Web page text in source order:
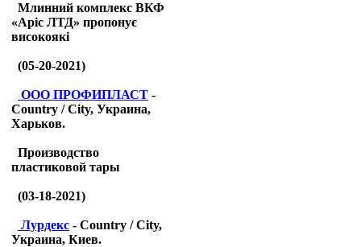
Млинний комплекс ВКФ
«Аріс ЛТД» пропонує
високоякі
(05-20-2021)
ООО ПРОФИПЛАСТ -
Country / City, Украина,
Харьков.
Производство
пластиковой тары
(03-18-2021)
Лурдекс - Country / City,
Украина, Киев.